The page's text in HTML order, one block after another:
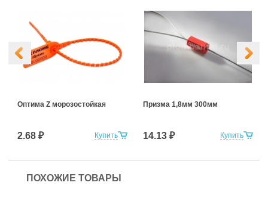
Купить
Оптима Z морозостойкая
2.68 ₽ Купить
Призма 1,8мм 300мм
14.13 ₽
ПОХОЖИЕ ТОВАРЫ